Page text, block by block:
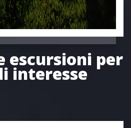
escursioni per
interesse